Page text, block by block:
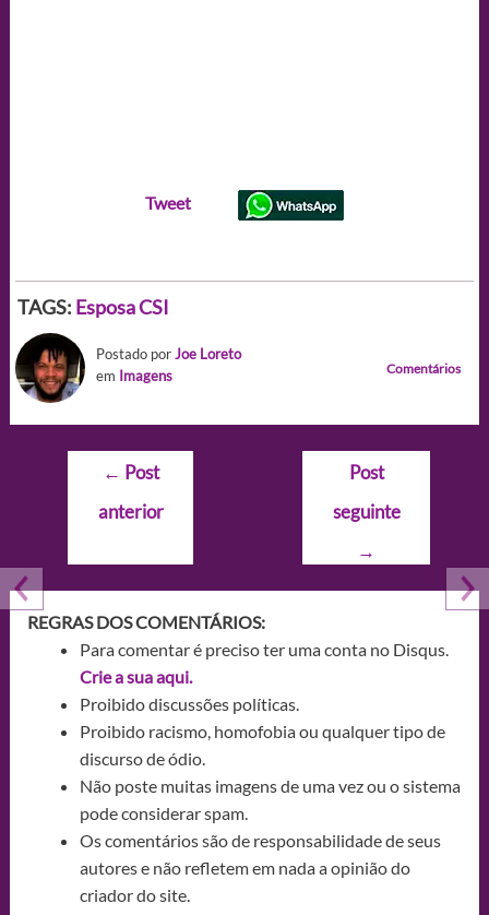
Tweet
TAGS: Esposa CSI
Postado porJoe Loreto
em Imagens Comentários
Navegação
Post
← Post
anterior
Post
seguinte
→
REGRAS DOS COMENTÁRIOS:
Para comentar é preciso ter uma conta no Disqus.
Crie a sua aqui.
Proibido discussões políticas.
Proibido racismo, homofobia ou qualquer tipo de
discurso de ódio.
Não poste muitas imagens de uma vez ou o sistema
pode considerar spam.
Os comentários são de responsabilidade de seus
autores e não refletem em nada a opinião do
criador do site.